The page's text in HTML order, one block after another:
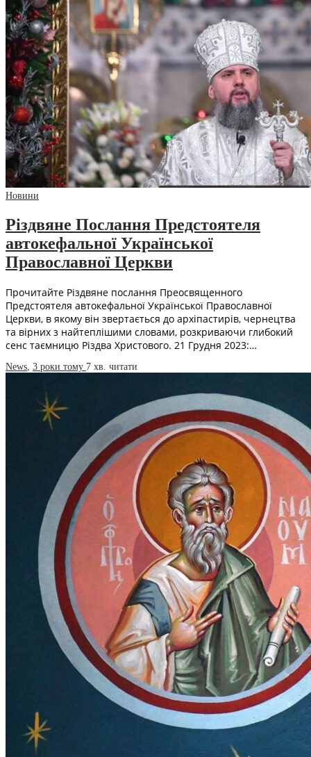
Новини
Різдвяне Послання Предстоятеля
автокефальної Української
Православної Церкви
Прочитайте Різдвяне послання Преосвященного
Предстоятеля автокефальної Української Православної
Церкви, в якому він звертається до архіпастирів, чернецтва
та вірних з найтеплішими словами, розкриваючи глибокий
сенс таємницю Різдва Христового. 21 Грудня 2023:…
News 3 роки тому 7 хв. читати